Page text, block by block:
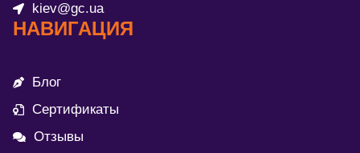
kiev@gc.ua
НАВИГАЦИЯ
Блог
Сертификаты
Отзывы